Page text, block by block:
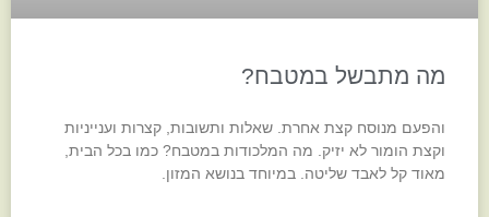
מה מתבשל במטבח?
והפעם מנוסח קצת אחרת. שאלות ותשובות, קצרות וענייניות
וקצת הומור לא יזיק. מה המלכודות במטבח? כמו בכל הבית,
מאוד קל לאבד שליטה. במיוחד בנושא המזון.